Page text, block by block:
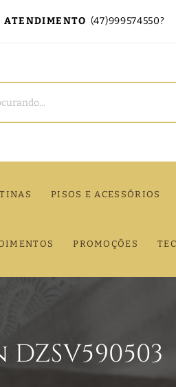
ATENDIMENTO (47)999574550?
PISOS E ACESSÓRIOS
PROMOÇÕES